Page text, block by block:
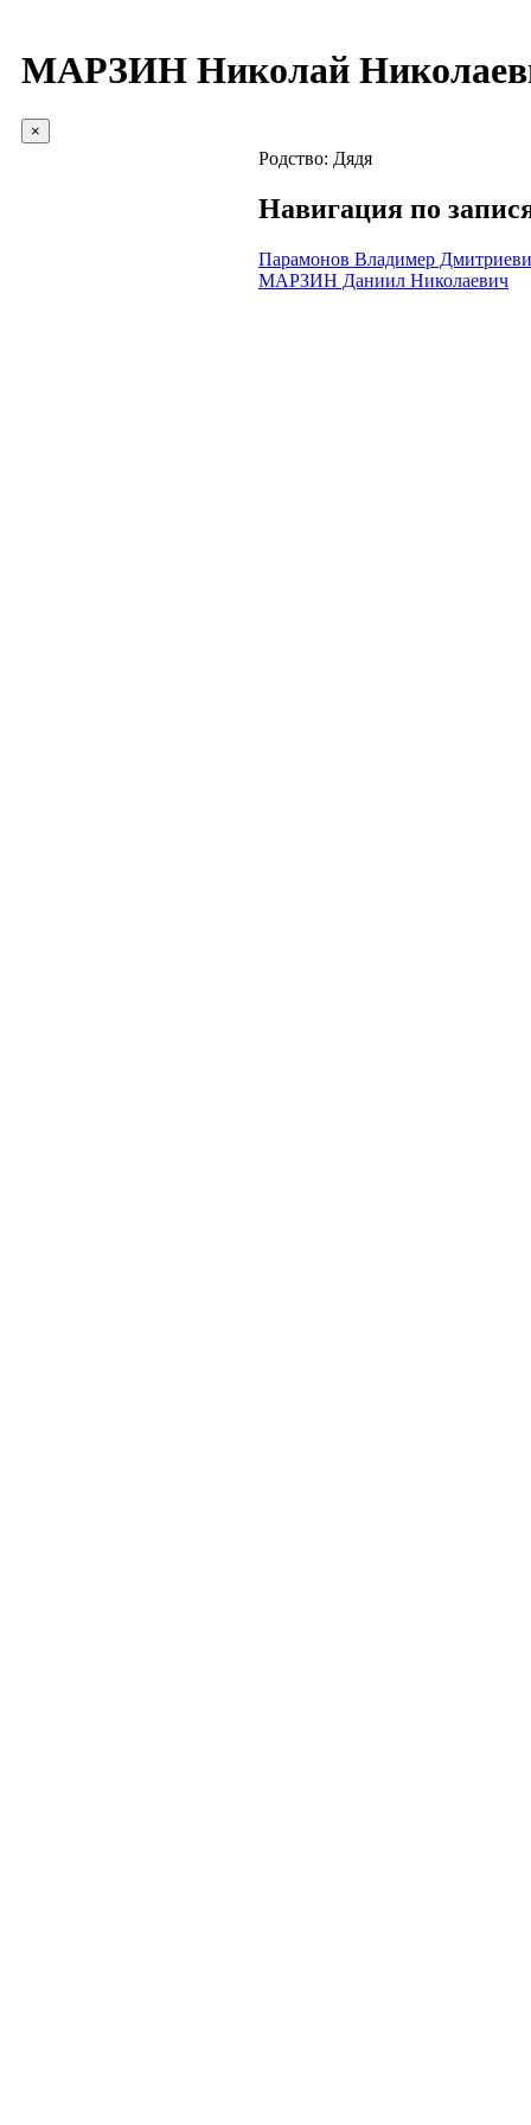
МАРЗИН Николай
×
Родство: Дядя
Навигация по
Парамонов Владимер
МАРЗИН Даниил Николаевич